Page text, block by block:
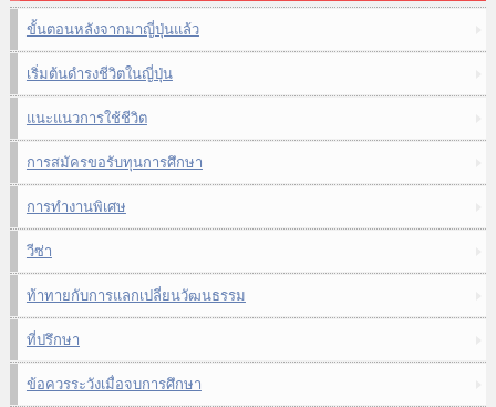
ขั้นตอนหลังจากมาญี่ปุ่นแล้ว
เริ่มต้นดำรงชีวิตในญี่ปุ่น
แนะแนวการใช้ชีวิต
การสมัครขอรับทุนการศึกษา
การทำงานพิเศษ
วีซ่า
ท้าทายกับการแลกเปลี่ยนวัฒนธรรม
ที่ปรึกษา
ข้อควรระวังเมื่อจบการศึกษา